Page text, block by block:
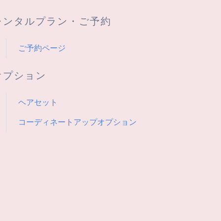
ンタルプラン・ご予約
ご予約ページ
プション
ヘアセット
コーディネートアップオプション